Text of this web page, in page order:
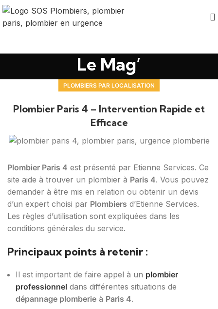
Le Mag’
PLOMBIERS PAR LOCALISATION
Plombier Paris 4 – Intervention Rapide et
Efficace
Plombier Paris 4 est présenté par Etienne Services. Ce
site aide à trouver un plombier à Paris 4. Vous pouvez
demander à être mis en relation ou obtenir un devis
d’un expert choisi par Plombiers d’Etienne Services.
Les règles d’utilisation sont expliquées dans les
conditions générales du service.
Principaux points à retenir :
Il est important de faire appel à un plombier
professionnel dans différentes situations de
dépannage plomberie à Paris 4.